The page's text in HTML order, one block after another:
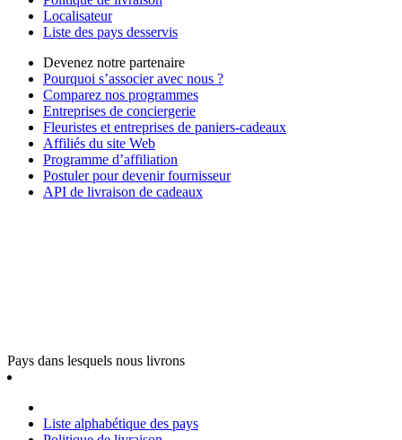
Localisateur
Liste des pays desservis
Devenez notre partenaire
Pourquoi s’associer avec nous ?
Comparez nos programmes
Entreprises de conciergerie
Fleuristes et entreprises de paniers-cadeaux
Affiliés du site Web
Programme d’affiliation
Postuler pour devenir fournisseur
API de livraison de cadeaux
Pays dans lesquels nous livrons
Liste alphabétique des pays